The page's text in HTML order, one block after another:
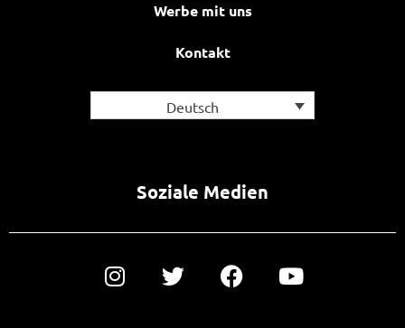
Werbe mit uns
Kontakt
Deutsch
Soziale Medien